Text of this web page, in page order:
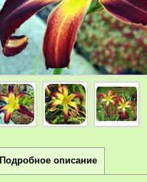
Подробное описание